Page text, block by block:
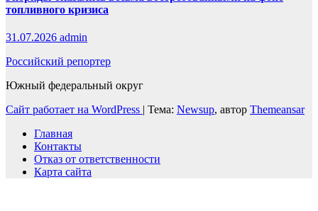
топливного кризиса
31.07.2026 admin
Российский репортер
Южный федеральный округ
Сайт работает на WordPress | Тема: Newsup, автор Themeansar
Главная
Контакты
Отказ от ответственности
Карта сайта